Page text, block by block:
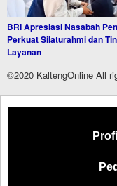
BRI Apresiasi Nasabah
Perkuat Silaturahmi dan
Layanan
©2020 KaltengOnline All